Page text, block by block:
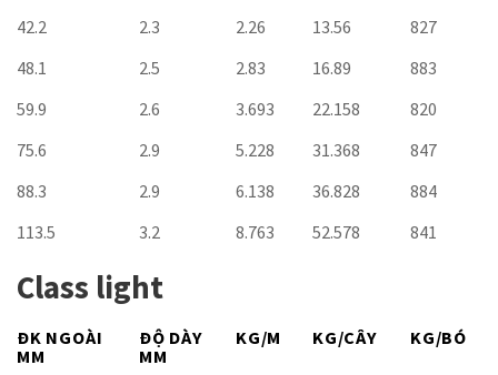
42.2
2.3 2.26 13.56
827
48.1
2.5 2.83 16.89
883
59.9
2.6 3.693 22.158
820
75.6
2.9 5.228 31.368
847
88.3
2.9 6.138 36.828
884
113.5
3.2 8.763 52.578 841
Class light
ĐK NGOÀI
MM
ĐỘ DÀY
MM
KG/M KG/CÂY KG/BÓ